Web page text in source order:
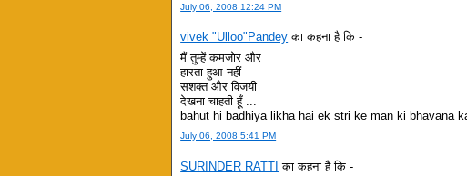
July 06, 2008 12:24 PM
vivek "Ulloo"Pandey का कहना है कि -
मैं तुम्हें कमजोर और
हारता हुआ नहीं
सशक्त और विजयी
देखना चाहती हूँ ...
bahut hi badhiya likha hai ek stri ke man ki bhavana
July 06, 2008 5:41 PM
SURINDER RATTI का कहना है कि -